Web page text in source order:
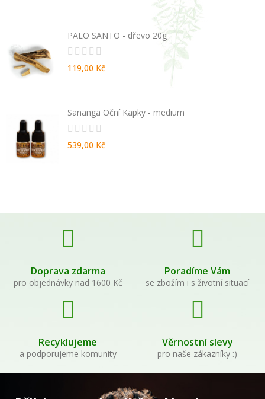
PALO SANTO - dřevo 20g
119,00 Kč
Sananga Oční Kapky - medium
539,00 Kč
Doprava zdarma
pro objednávky nad 1600 Kč
Poradíme Vám
se zbožím i s životní situací
Recyklujeme
a podporujeme komunity
Věrnostní slevy
pro naše zákazníky :)